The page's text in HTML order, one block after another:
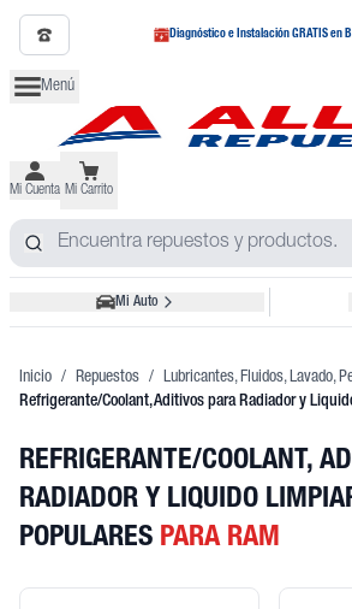
Diagnóstico e Instalación GRATIS en
Menú
Mi Cuenta Mi Carrito
Mi Auto
Inicio / Repuestos / Lubricantes, Fluidos, Lavado,
Refrigerante/Coolant, Aditivos para Radiador y
REFRIGERANTE/COOLANT,
RADIADOR Y LIQUIDO
POPULARES PARA RAM